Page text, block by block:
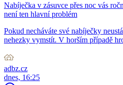
Nabíječka v zásuvce přes noc vás
není ten hlavní problém
Pokud necháváte své nabíječky
nehezky vymstít. V horším případě
adbz.cz
dnes, 16:25